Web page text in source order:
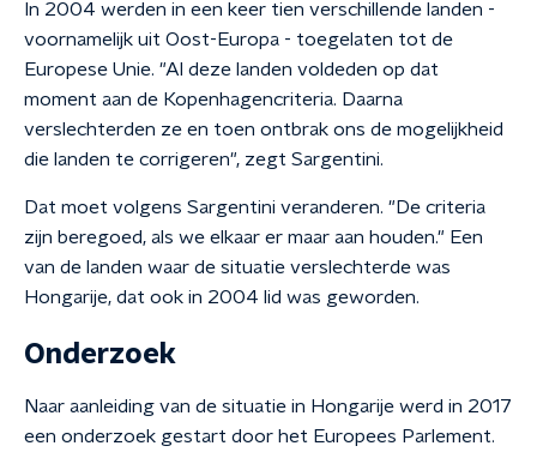
In 2004 werden in een keer tien verschillende landen -
voornamelijk uit Oost-Europa - toegelaten tot de
Europese Unie. "Al deze landen voldeden op dat
moment aan de Kopenhagencriteria. Daarna
verslechterden ze en toen ontbrak ons de mogelijkheid
die landen te corrigeren", zegt Sargentini.
Dat moet volgens Sargentini veranderen. "De criteria
zijn beregoed, als we elkaar er maar aan houden." Een
van de landen waar de situatie verslechterde was
Hongarije, dat ook in 2004 lid was geworden.
Onderzoek
Naar aanleiding van de situatie in Hongarije werd in 2017
een onderzoek gestart door het Europees Parlement.